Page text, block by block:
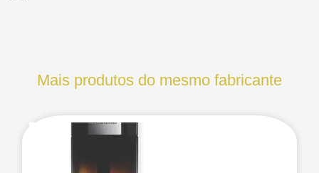
Mais produtos do mesmo fabricante